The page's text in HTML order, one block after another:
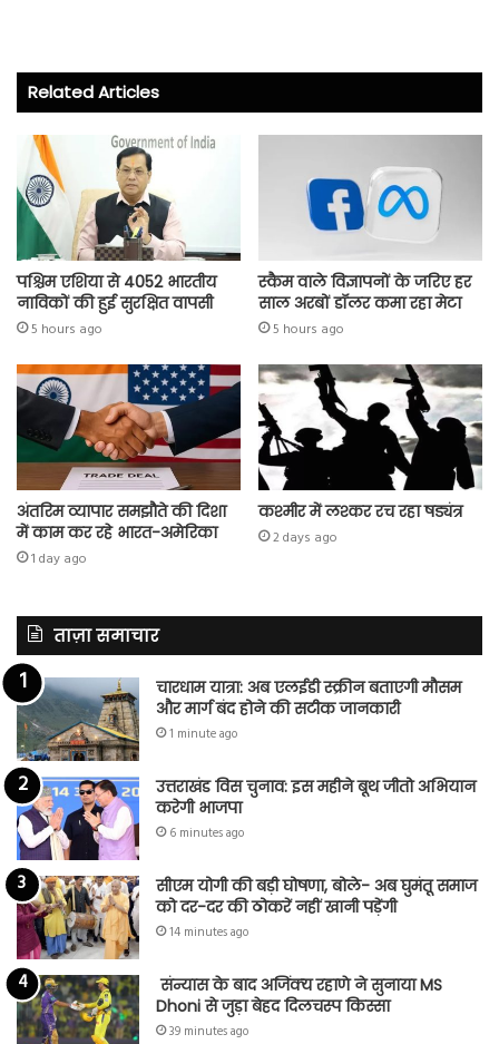
ce
o
ok
wi
er
ha
A
p
p
Related Articles
पश्चिम एशिया से 4052 भारतीय
नाविकों की हुई सुरक्षित वापसी
5 hours ago
स्कैम वाले विज्ञापनों के जरिए हर
साल अरबों डॉलर कमा रहा मेटा
5 hours ago
अंतरिम व्यापार समझौते की दिशा
में काम कर रहे भारत-अमेरिका
1 day ago
कश्मीर में लश्कर रच रहा षड्यंत्र
2 days ago
ताज़ा समाचार
चारधाम यात्रा: अब एलईडी स्क्रीन बताएगी मौसम
और मार्ग बंद होने की सटीक जानकारी
1 minute ago
उत्तराखंड विस चुनाव: इस महीने बूथ जीतो अभियान
करेगी भाजपा
6 minutes ago
सीएम योगी की बड़ी घोषणा, बोले- अब घुमंतू समाज
को दर-दर की ठोकरें नहीं खानी पड़ेंगी
14 minutes ago
संन्यास के बाद अजिंक्‍य रहाणे ने सुनाया MS
Dhoni से जुड़ा बेहद दिलचस्प किस्सा
39 minutes ago